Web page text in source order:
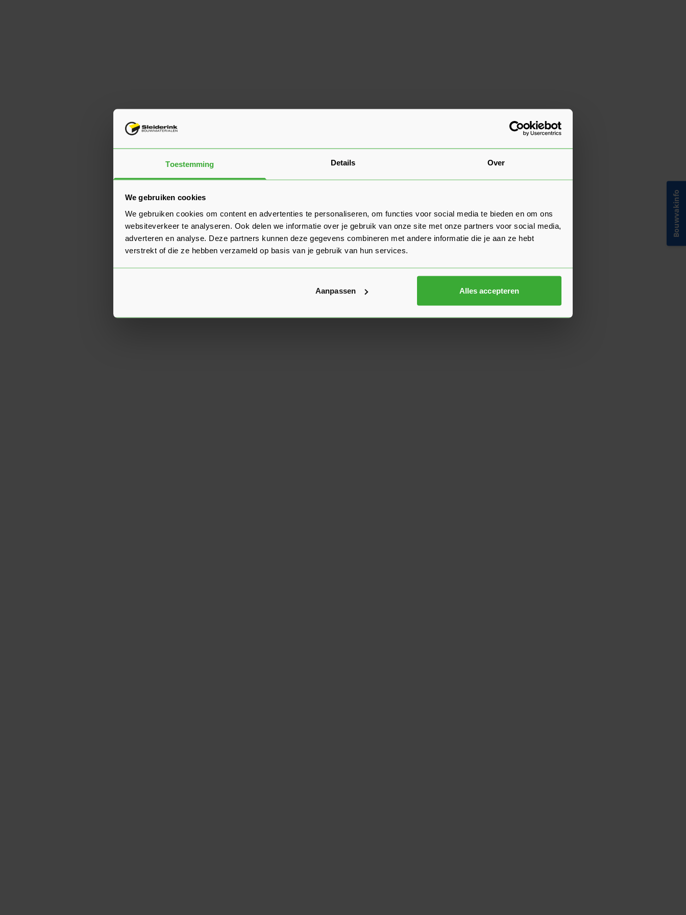
Toestemming Details Over
We gebruiken cookies
We gebruiken cookies om content en advertenties te personaliseren, om functies voor social media te bieden en om ons
websiteverkeer te analyseren. Ook delen we informatie over je gebruik van onze site met onze partners voor social media,
adverteren en analyse. Deze partners kunnen deze gegevens combineren met andere informatie die je aan ze hebt
verstrekt of die ze hebben verzameld op basis van je gebruik van hun services.
Aanpassen Alles accepteren
Bouwvakinfo